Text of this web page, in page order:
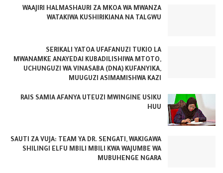
WAAJIRI HALMASHAURI ZA MKOA WA MWANZA
WATAKIWA KUSHIRIKIANA NA TALGWU
SERIKALI YATOA UFAFANUZI TUKIO LA
MWANAMKE ANAYEDAI KUBADILISHIWA MTOTO,
UCHUNGUZI WA VINASABA (DNA) KUFANYIKA,
MUUGUZI ASIMAMISHWA KAZI
RAIS SAMIA AFANYA UTEUZI MWINGINE USIKU
HUU
SAUTI ZA VUJA: TEAM YA DR. SENGATI, WAKIGAWA
SHILINGI ELFU MBILI MBILI KWA WAJUMBE WA
MUBUHENGE NGARA